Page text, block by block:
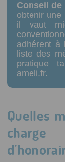
Conseil de
obtenir une
il vaut
adhérent à
liste des
pratique
ameli.fr.
Quelles mutuelles prennent à leur